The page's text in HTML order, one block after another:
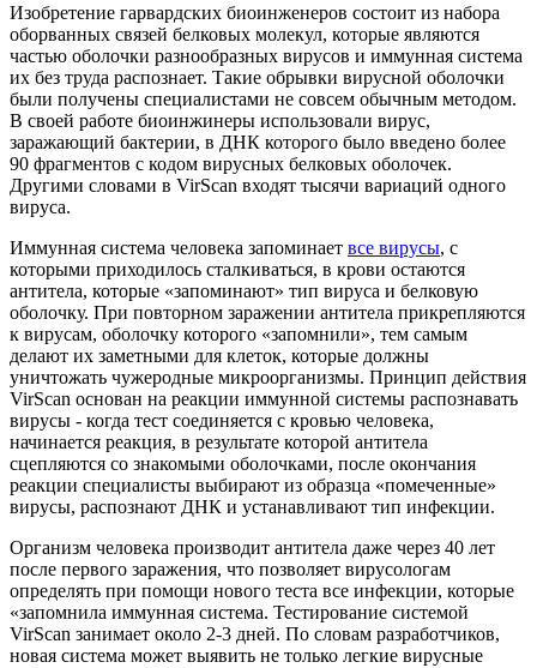
Изобретение гарвардских биоинженеров состоит из набора
оборванных связей белковых молекул, которые являются
частью оболочки разнообразных вирусов и иммунная система
их без труда распознает. Такие обрывки вирусной оболочки
были получены специалистами не совсем обычным методом.
В своей работе биоинжинеры использовали вирус,
заражающий бактерии, в ДНК которого было введено более
90 фрагментов с кодом вирусных белковых оболочек.
Другими словами в VirScan входят тысячи вариаций одного
вируса.
Иммунная система человека запоминает все вирусы, с
которыми приходилось сталкиваться, в крови остаются
антитела, которые «запоминают» тип вируса и белковую
оболочку. При повторном заражении антитела прикрепляются
к вирусам, оболочку которого «запомнили», тем самым
делают их заметными для клеток, которые должны
уничтожать чужеродные микроорганизмы. Принцип действия
VirScan основан на реакции иммунной системы распознавать
вирусы - когда тест соединяется с кровью человека,
начинается реакция, в результате которой антитела
сцепляются со знакомыми оболочками, после окончания
реакции специалисты выбирают из образца «помеченные»
вирусы, распознают ДНК и устанавливают тип инфекции.
Организм человека производит антитела даже через 40 лет
после первого заражения, что позволяет вирусологам
определять при помощи нового теста все инфекции, которые
«запомнила иммунная система. Тестирование системой
VirScan занимает около 2-3 дней. По словам разработчиков,
новая система может выявить не только легкие вирусные